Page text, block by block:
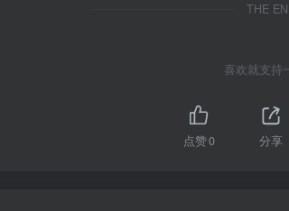
THE
喜欢就支持
点赞0 分享